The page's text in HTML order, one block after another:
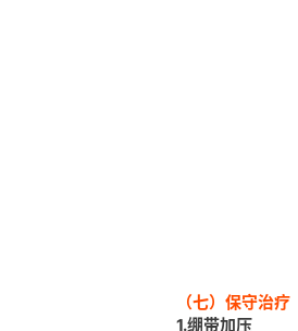
（七）保守治疗
1.绷带加压